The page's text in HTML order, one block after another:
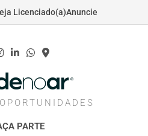
Licenciado(a)Anuncie
PARTE